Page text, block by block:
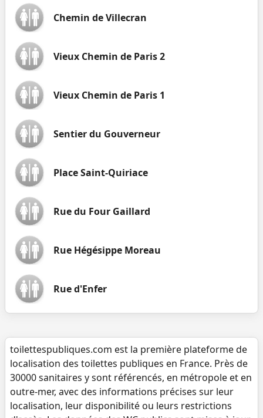
Chemin de Villecran
Vieux Chemin de Paris 2
Vieux Chemin de Paris 1
Sentier du Gouverneur
Place Saint-Quiriace
Rue du Four Gaillard
Rue Hégésippe Moreau
Rue d'Enfer
toilettespubliques.com est la première plateforme de
localisation des toilettes publiques en France. Près de
30000 sanitaires y sont référencés, en métropole et en
outre-mer, avec des informations précises sur leur
localisation, leur disponibilité ou leurs restrictions